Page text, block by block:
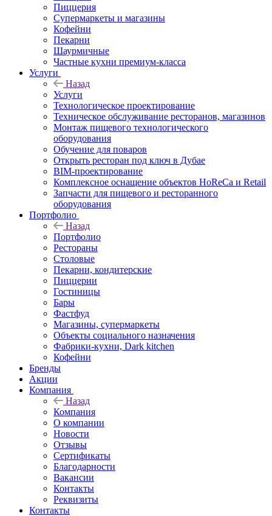
Пиццерия
Супермаркеты и магазины
Кофейни
Пекарни
Шаурмичные
Частные кухни премиум-класса
Услуги
Назад
Услуги
Технологическое проектирование
Техническое обслуживание ресторанов, магазинов
Монтаж пищевого технологического
оборудования
Обучение для поваров
Открыть ресторан под ключ в Дубае
BIM-проектирование
Комплексное оснащение объектов HoReCa и Retail
Запчасти для пищевого и ресторанного
оборудования
Портфолио
Назад
Портфолио
Рестораны
Столовые
Пекарни, кондитерские
Пиццерии
Гостиницы
Бары
Фастфуд
Магазины, супермаркеты
Объекты социального назначения
Фабрики-кухни, Dark kitchen
Кофейни
Бренды
Акции
Компания
Назад
Компания
О компании
Новости
Отзывы
Сертификаты
Благодарности
Вакансии
Контакты
Реквизиты
Контакты